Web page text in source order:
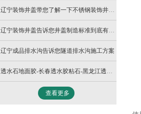
辽宁装饰井盖带您了解一下不锈钢装饰井盖介绍
辽宁装饰井盖告诉您井盖制造标准到底有哪些？
辽宁成品排水沟告诉您隧道排水沟施工方案
透水石地面胶-长春透水胶粘石-黑龙江透水胶粘石
查看更多